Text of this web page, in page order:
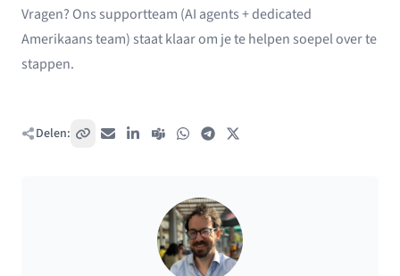
Vragen? Ons supportteam (AI agents + dedicated
Amerikaans team) staat klaar om je te helpen soepel over te
stappen.
Delen: Kopieer link
E-mail LinkedIn
Teams WhatsAppTelegram